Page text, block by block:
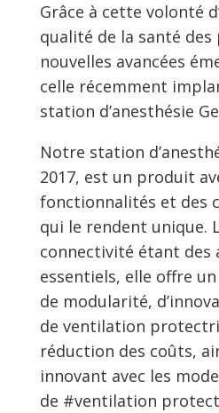
Grâce à cette volonté
qualité de la santé
nouvelles avancées
celle récemment
station d’anesthésie
Notre station
2017, est un produit
fonctionnalités et des
qui le rendent unique.
connectivité étant des
essentiels, elle offre
de modularité,
de ventilation
réduction des coûts,
innovant avec les
de #ventilation